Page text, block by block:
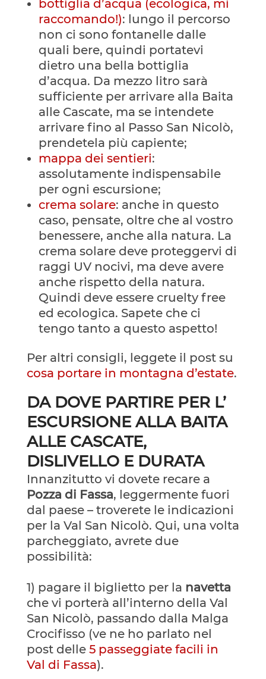
bottiglia d’acqua (ecologica, mi
raccomando!): lungo il percorso
non ci sono fontanelle dalle
quali bere, quindi portatevi
dietro una bella bottiglia
d’acqua. Da mezzo litro sarà
sufficiente per arrivare alla Baita
alle Cascate, ma se intendete
arrivare fino al Passo San Nicolò,
prendetela più capiente;
mappa dei sentieri:
assolutamente indispensabile
per ogni escursione;
crema solare: anche in questo
caso, pensate, oltre che al vostro
benessere, anche alla natura. La
crema solare deve proteggervi di
raggi UV nocivi, ma deve avere
anche rispetto della natura.
Quindi deve essere cruelty free
ed ecologica. Sapete che ci
tengo tanto a questo aspetto!
Per altri consigli, leggete il post su
cosa portare in montagna d’estate.
DA DOVE PARTIRE PER L’
ESCURSIONE ALLA BAITA
ALLE CASCATE,
DISLIVELLO E DURATA
Innanzitutto vi dovete recare a
Pozza di Fassa, leggermente fuori
dal paese – troverete le indicazioni
per la Val San Nicolò. Qui, una volta
parcheggiato, avrete due
possibilità:
1) pagare il biglietto per la navetta
che vi porterà all’interno della Val
San Nicolò, passando dalla Malga
Crocifisso (ve ne ho parlato nel
post delle 5 passeggiate facili in
Val di Fassa).